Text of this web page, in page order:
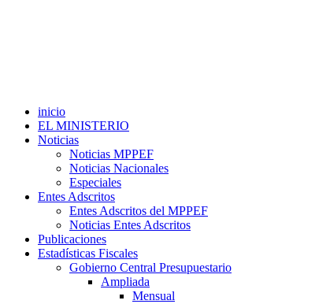
inicio
EL MINISTERIO
Noticias
Noticias MPPEF
Noticias Nacionales
Especiales
Entes Adscritos
Entes Adscritos del MPPEF
Noticias Entes Adscritos
Publicaciones
Estadísticas Fiscales
Gobierno Central Presupuestario
Ampliada
Mensual